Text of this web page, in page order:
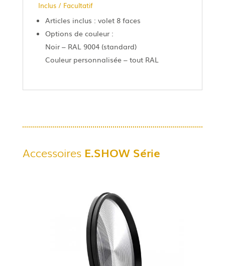
Inclus / Facultatif
Articles inclus : volet 8 faces
Options de couleur :
Noir – RAL 9004 (standard)
Couleur personnalisée – tout RAL
Accessoires E.SHOW Série